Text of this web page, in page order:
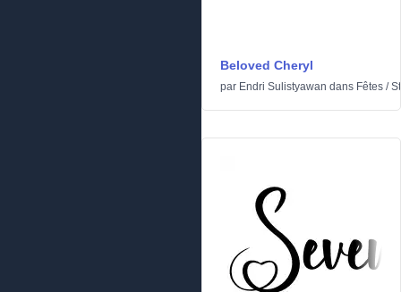
Beloved Cheryl
par Endri Sulistyawan dans Fêtes /